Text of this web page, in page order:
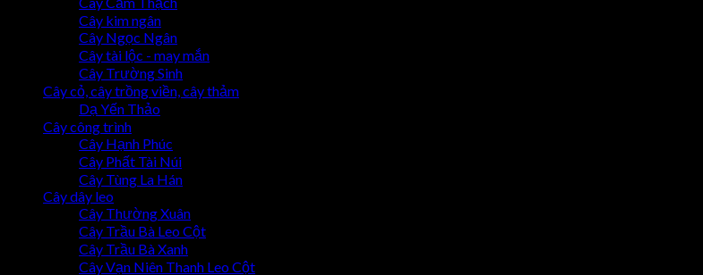
Cây kim ngân
Cây Ngọc Ngân
Cây tài lộc - may mắn
Cây Trường Sinh
Cây cỏ, cây trồng viền, cây thảm
Dạ Yến Thảo
Cây công trình
Cây Hạnh Phúc
Cây Phất Tài Núi
Cây Tùng La Hán
Cây dây leo
Cây Thường Xuân
Cây Trầu Bà Leo Cột
Cây Trầu Bà Xanh
Cây Vạn Niên Thanh Leo Cột